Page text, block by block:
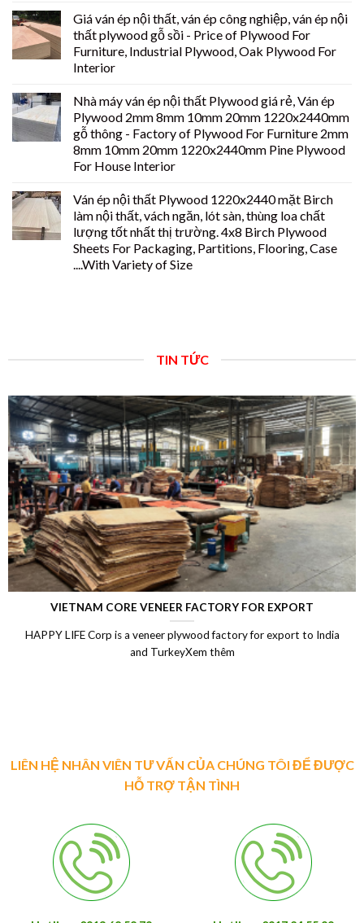
Giá ván ép nội thất, ván ép công nghiệp, ván ép nội
thất plywood gỗ sồi - Price of Plywood For
Furniture, Industrial Plywood, Oak Plywood For
Interior
Nhà máy ván ép nội thất Plywood giá rẻ, Ván ép
Plywood 2mm 8mm 10mm 20mm 1220x2440mm
gỗ thông - Factory of Plywood For Furniture 2mm
8mm 10mm 20mm 1220x2440mm Pine Plywood
For House Interior
Ván ép nội thất Plywood 1220x2440 mặt Birch
làm nội thất, vách ngăn, lót sàn, thùng loa chất
lượng tốt nhất thị trường. 4x8 Birch Plywood
Sheets For Packaging, Partitions, Flooring, Case
....With Variety of Size
TIN TỨC
VIETNAM CORE VENEER FACTORY FOR EXPORT
HAPPY LIFE Corp is a veneer plywood factory for export to India
and TurkeyXem thêm
LIÊN HỆ NHÂN VIÊN TƯ VẤN CỦA CHÚNG TÔI ĐỂ ĐƯỢC
HỖ TRỢ TẬN TÌNH